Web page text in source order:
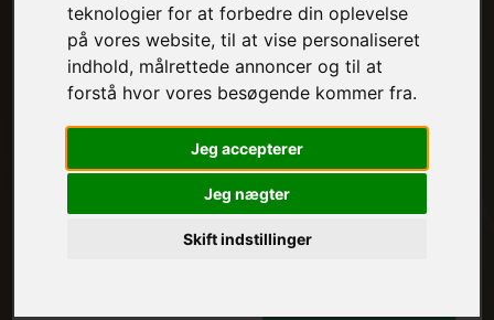
teknologier for at forbedre din oplevelse
på vores website, til at vise personaliseret
indhold, målrettede annoncer og til at
forstå hvor vores besøgende kommer fra.
Jeg accepterer
Jeg nægter
Skift indstillinger
MALEROPGAVER - INDVENDIGT:
FRAFLYTNINGSPAKKE: